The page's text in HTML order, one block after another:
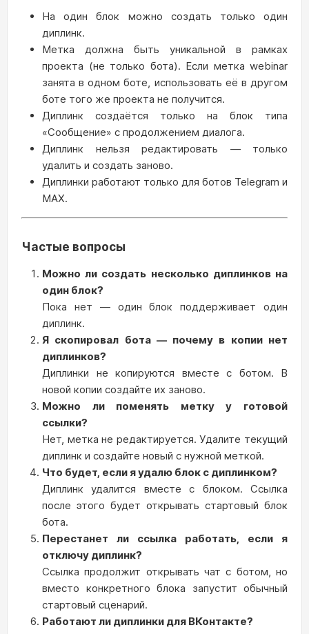
На один блок можно создать только один
диплинк.
Метка должна быть уникальной в рамках
проекта (не только бота). Если метка webinar
занята в одном боте, использовать её в другом
боте того же проекта не получится.
Диплинк создаётся только на блок типа
«Сообщение» с продолжением диалога.
Диплинк нельзя редактировать — только
удалить и создать заново.
Диплинки работают только для ботов Telegram и
MAX.
Частые вопросы
Можно ли создать несколько диплинков на
один блок?
Пока нет — один блок поддерживает один
диплинк.
Я скопировал бота — почему в копии нет
диплинков?
Диплинки не копируются вместе с ботом. В
новой копии создайте их заново.
Можно ли поменять метку у готовой
ссылки?
Нет, метка не редактируется. Удалите текущий
диплинк и создайте новый с нужной меткой.
Что будет, если я удалю блок с диплинком?
Диплинк удалится вместе с блоком. Ссылка
после этого будет открывать стартовый блок
бота.
Перестанет ли ссылка работать, если я
отключу диплинк?
Ссылка продолжит открывать чат с ботом, но
вместо конкретного блока запустит обычный
стартовый сценарий.
Работают ли диплинки для ВКонтакте?